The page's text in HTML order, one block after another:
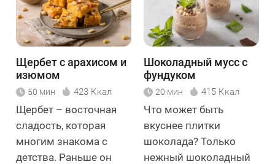
Щербет с арахисом и
изюмом
50 мин 423 Ккал
Щербет – восточная
сладость, которая
многим знакома с
детства. Раньше он
Шоколадный мусс с
фундуком
20 мин 415 Ккал
Что может быть
вкуснее плитки
шоколада? Только
нежный шоколадный